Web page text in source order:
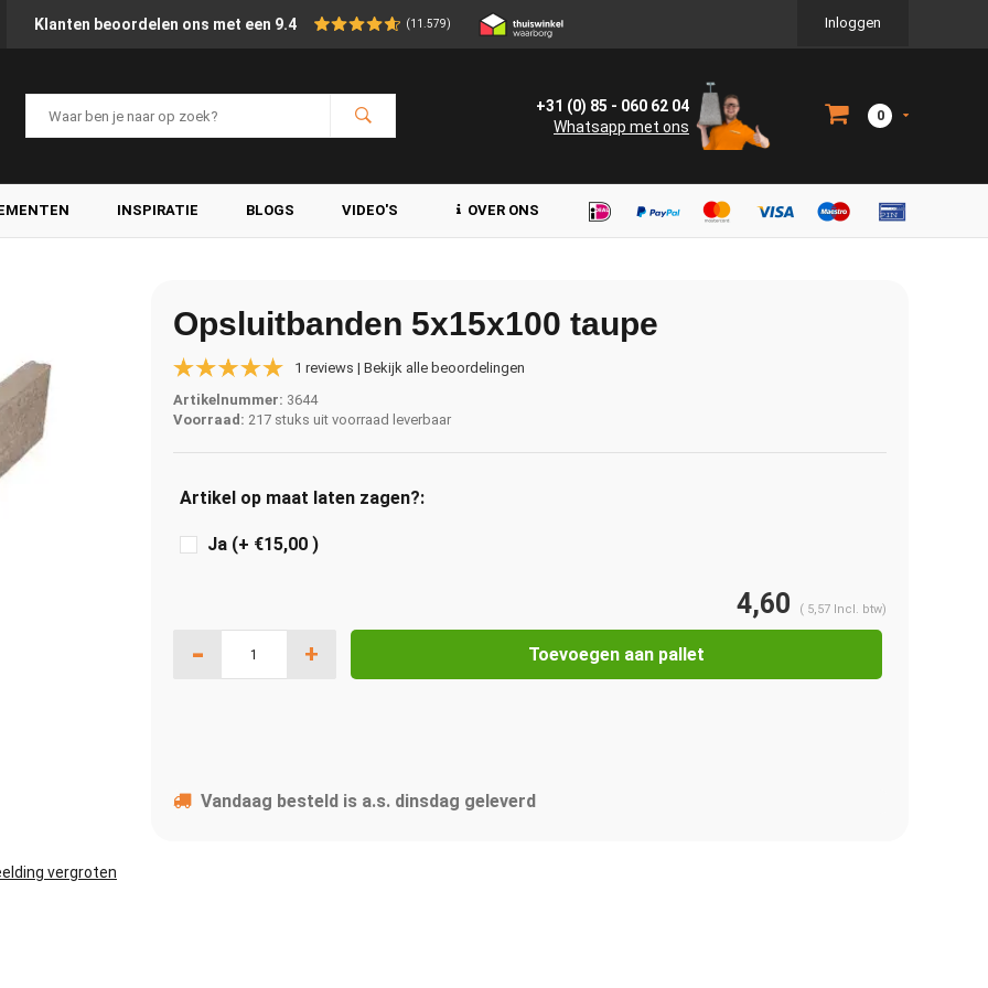
Klanten beoordelen ons met een 9.4 (11.579) Inloggen
+31 (0) 85 - 060 62 04
Whatsapp met ons
0
INSPIRATIE BLOGS VIDEO'S OVER ONS
vergroten
Opsluitbanden 5x15x100 taupe
1 reviews | Bekijk alle beoordelingen
Artikelnummer: 3644
Voorraad: 217 stuks uit voorraad leverbaar
Artikel op maat laten zagen?:
Ja (+ €15,00 )
4,60 ( 5,57 Incl. btw)
- + Toevoegen aan pallet
Vandaag besteld is a.s. dinsdag geleverd